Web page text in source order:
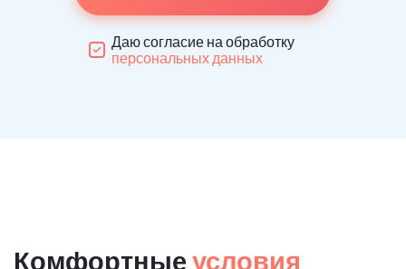
Даю согласие на обработку
персональных данных
Комфортные условия